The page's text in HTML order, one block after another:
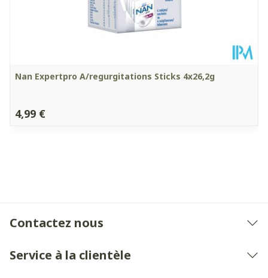
Nan Expertpro A/regurgitations Sticks 4x26,2g
4,99 €
Contactez nous
Service à la clientèle